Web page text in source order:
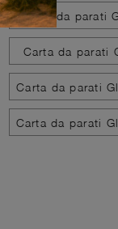
Carta da parati
Carta da parati
Carta da parati
Carta da parati